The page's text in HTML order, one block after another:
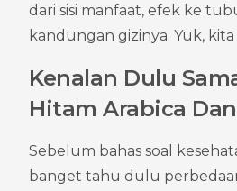
dari sisi manfaat, efek ke
kandungan gizinya. Yuk,
Kenalan Dulu
Hitam Arabica
Sebelum bahas soal
banget tahu dulu